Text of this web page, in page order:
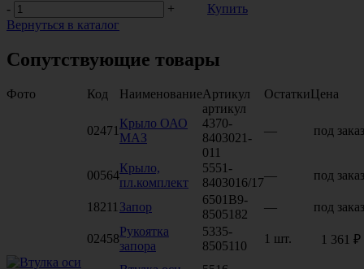
-
+
Купить
Вернуться в каталог
Сопутствующие товары
Фото Код НаименованиеАртикул ОстаткиЦена
02471
Крыло ОАО
МАЗ
артикул
4370-
8403021-
011
— под заказ
00564
Крыло,
пл.комплект
5551-
8403016/17
— под заказ
18211 Запор
6501В9-
8505182
— под заказ
02458
Рукоятка
запора
5335-
8505110
1 шт. 1 361 ₽